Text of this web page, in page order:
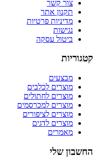
צור קשר
תקנון אתר
מדיניות פרטיות
נגישות
ביטול עסקה
קטגוריות
מבצעים
מוצרים לכלבים
מוצרים לחתולים
מוצרים למכרסמים
מוצרים לציפורים
מוצרים לדגים
מאמרים
החשבון שלי